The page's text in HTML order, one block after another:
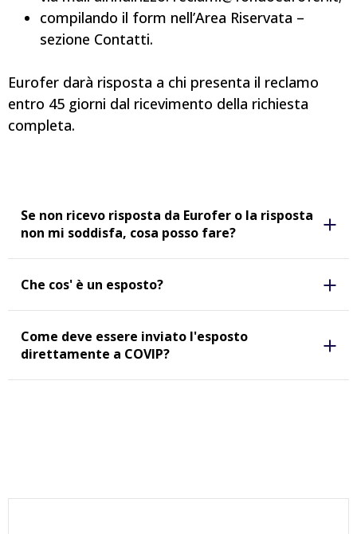
compilando il form nell’Area Riservata –
sezione Contatti.
Eurofer darà risposta a chi presenta il reclamo
entro 45 giorni dal ricevimento della richiesta
completa.
Se non ricevo risposta da Eurofer o la risposta
non mi soddisfa, cosa posso fare?
Che cos' è un esposto?
Come deve essere inviato l'esposto
direttamente a COVIP?